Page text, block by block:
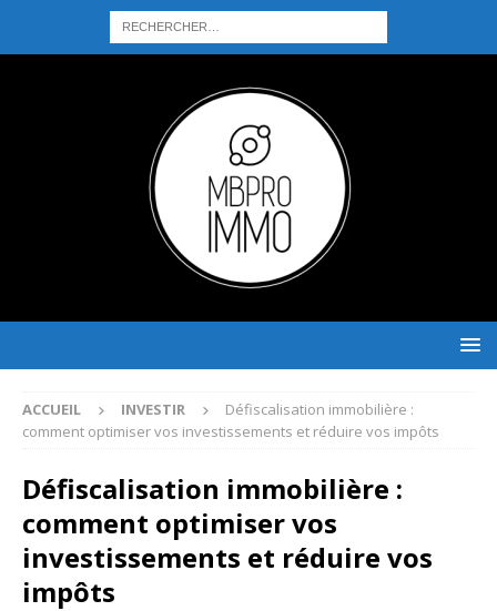
ACCUEIL INVESTIR
Défiscalisation immobilière :
comment optimiser vos investissements et réduire vos impôts
Défiscalisation immobilière :
comment optimiser vos
investissements et réduire vos
impôts